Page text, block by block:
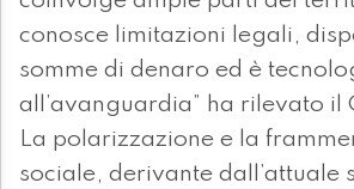
conosce limitazioni legali,
somme di denaro ed è
all’avanguardia” ha rilevato il
La polarizzazione e la
sociale, derivante dall’attuale